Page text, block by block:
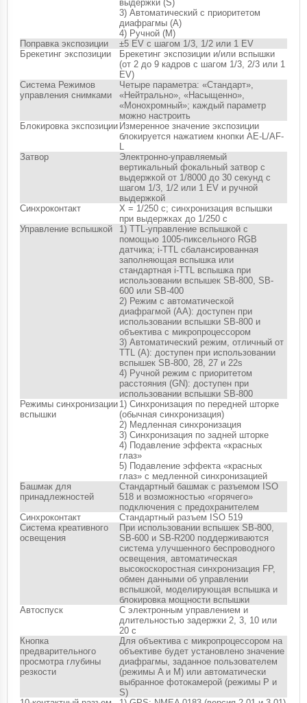
выдержки (S)
3) Автоматический с приоритетом
диафрагмы (A)
4) Ручной (M)
Поправка экспозиции
±5 EV с шагом 1/3, 1/2 или 1 EV
Брекетинг экспозиции
Брекетинг экспозиции и/или вспышки
(от 2 до 9 кадров с шагом 1/3, 2/3 или 1
EV)
Система Режимов
управления снимками
Четыре параметра: «Стандарт»,
«Нейтрально», «Насыщенно»,
«Монохромный»; каждый параметр
можно настроить
Блокировка экспозиции Измеренное значение экспозиции
блокируется нажатием кнопки AE-L/AF-
L
Затвор
Электронно-управляемый
вертикальный фокальный затвор с
выдержкой от 1/8000 до 30 секунд с
шагом 1/3, 1/2 или 1 EV и ручной
выдержкой
Синхроконтакт
X = 1/250 с; синхронизация вспышки
при выдержках до 1/250 с
Управление вспышкой
1) TTL-управление вспышкой с
помощью 1005-пиксельного RGB
датчика; i-TTL сбалансированная
заполняющая вспышка или
стандартная i-TTL вспышка при
использовании вспышек SB-800, SB-
600 или SB-400
2) Режим с автоматической
диафрагмой (AA): доступен при
использовании вспышки SB-800 и
объектива с микропроцессором
3) Автоматический режим, отличный от
TTL (A): доступен при использовании
вспышек SB-800, 28, 27 и 22s
4) Ручной режим с приоритетом
расстояния (GN): доступен при
использовании вспышки SB-800
Режимы синхронизации
вспышки
1) Синхронизация по передней шторке
(обычная синхронизация)
2) Медленная синхронизация
3) Синхронизация по задней шторке
4) Подавление эффекта «красных
глаз»
5) Подавление эффекта «красных
глаз» с медленной синхронизацией
Башмак для
принадлежностей
Стандартный башмак с разъемом ISO
518 и возможностью «горячего»
подключения с предохранителем
Синхроконтакт
Стандартный разъем ISO 519
Система креативного
освещения
При использовании вспышек SB-800,
SB-600 и SB-R200 поддерживаются
система улучшенного беспроводного
освещения, автоматическая
высокоскоростная синхронизация FP,
обмен данными об управлении
вспышкой, моделирующая вспышка и
блокировка мощности вспышки
Автоспуск
С электронным управлением и
длительностью задержки 2, 3, 10 или
20 с
Кнопка
предварительного
просмотра глубины
резкости
Для объектива с микропроцессором на
объективе будет установлено значение
диафрагмы, заданное пользователем
(режимы A и M) или автоматически
выбранное фотокамерой (режимы P и
S)